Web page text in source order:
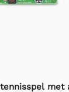
met